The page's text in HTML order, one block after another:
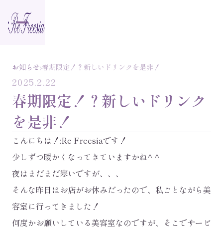
お知らせ›春期限定！？新しいドリンクを是非！
2025.2.22
春期限定！？新しいドリンク
を是非！
こんにちは！:Re Freesiaです！
少しずつ暖かくなってきていますかね^ ^
夜はまだまだ寒いですが、、、
そんな昨日はお店がお休みだったので、私ごとながら美
容室に行ってきました！
何度かお願いしている美容室なのですが、そこでサービ